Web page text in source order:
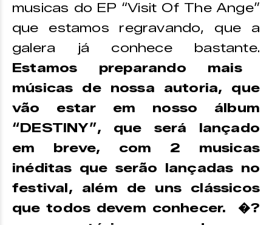
musicas do EP “Visit Of The Ange”
que estamos regravando, que a
galera já conhece bastante.
Estamos preparando mais
músicas de nossa autoria, que
vão estar em nosso álbum
“DESTINY”, que será lançado
em breve, com 2 musicas
inéditas que serão lançadas no
festival, além de uns clássicos
que todos devem conhecer. �?